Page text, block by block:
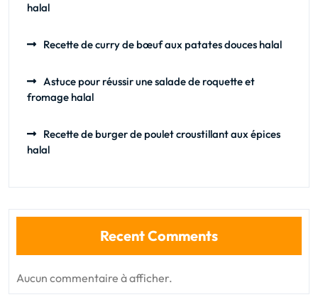
halal
Recette de curry de bœuf aux patates douces halal
Astuce pour réussir une salade de roquette et
fromage halal
Recette de burger de poulet croustillant aux épices
halal
Recent Comments
Aucun commentaire à afficher.